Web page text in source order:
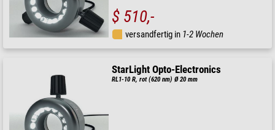
$ 510,-
versandfertig in 1-2 Wochen
StarLight Opto-Electronics
RL1-10 R, rot (620 nm) Ø 20 mm